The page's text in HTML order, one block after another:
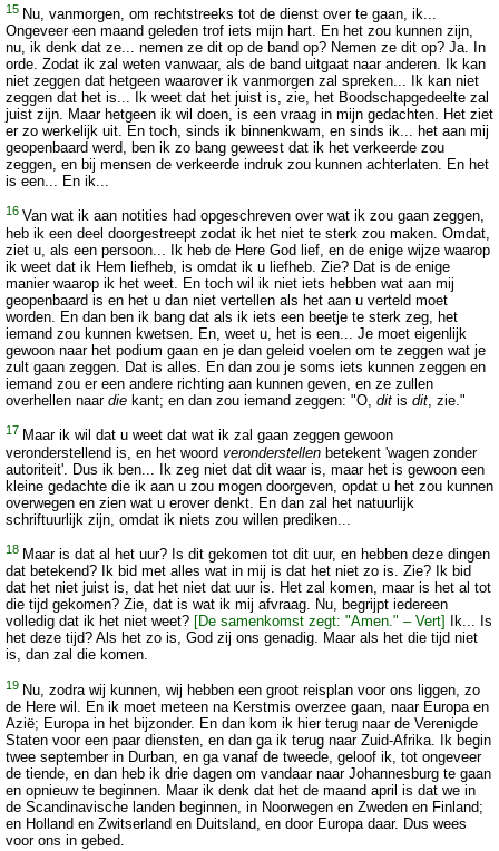
15 Nu, vanmorgen, om rechtstreeks tot de dienst over te gaan, ik...
Ongeveer een maand geleden trof iets mijn hart. En het zou kunnen zijn,
nu, ik denk dat ze... nemen ze dit op de band op? Nemen ze dit op? Ja. In
orde. Zodat ik zal weten vanwaar, als de band uitgaat naar anderen. Ik kan
niet zeggen dat hetgeen waarover ik vanmorgen zal spreken... Ik kan niet
zeggen dat het is... Ik weet dat het juist is, zie, het Boodschapgedeelte zal
juist zijn. Maar hetgeen ik wil doen, is een vraag in mijn gedachten. Het ziet
er zo werkelijk uit. En toch, sinds ik binnenkwam, en sinds ik... het aan mij
geopenbaard werd, ben ik zo bang geweest dat ik het verkeerde zou
zeggen, en bij mensen de verkeerde indruk zou kunnen achterlaten. En het
is een... En ik...
16 Van wat ik aan notities had opgeschreven over wat ik zou gaan zeggen,
heb ik een deel doorgestreept zodat ik het niet te sterk zou maken. Omdat,
ziet u, als een persoon... Ik heb de Here God lief, en de enige wijze waarop
ik weet dat ik Hem liefheb, is omdat ik u liefheb. Zie? Dat is de enige
manier waarop ik het weet. En toch wil ik niet iets hebben wat aan mij
geopenbaard is en het u dan niet vertellen als het aan u verteld moet
worden. En dan ben ik bang dat als ik iets een beetje te sterk zeg, het
iemand zou kunnen kwetsen. En, weet u, het is een... Je moet eigenlijk
gewoon naar het podium gaan en je dan geleid voelen om te zeggen wat je
zult gaan zeggen. Dat is alles. En dan zou je soms iets kunnen zeggen en
iemand zou er een andere richting aan kunnen geven, en ze zullen
overhellen naar die kant; en dan zou iemand zeggen: "O, dit is dit , zie."
17 Maar ik wil dat u weet dat wat ik zal gaan zeggen gewoon
veronderstellend is, en het woord veronderstellen betekent 'wagen zonder
autoriteit'. Dus ik ben... Ik zeg niet dat dit waar is, maar het is gewoon een
kleine gedachte die ik aan u zou mogen doorgeven, opdat u het zou kunnen
overwegen en zien wat u erover denkt. En dan zal het natuurlijk
schriftuurlijk zijn, omdat ik niets zou willen prediken...
18 Maar is dat al het uur? Is dit gekomen tot dit uur, en hebben deze dingen
dat betekend? Ik bid met alles wat in mij is dat het niet zo is. Zie? Ik bid
dat het niet juist is, dat het niet dat uur is. Het zal komen, maar is het al tot
die tijd gekomen? Zie, dat is wat ik mij afvraag. Nu, begrijpt iedereen
volledig dat ik het niet weet? [De samenkomst zegt: "Amen." – Vert]
Ik... Is
het deze tijd? Als het zo is, God zij ons genadig. Maar als het die tijd niet
is, dan zal die komen.
19 Nu, zodra wij kunnen, wij hebben een groot reisplan voor ons liggen, zo
de Here wil. En ik moet meteen na Kerstmis overzee gaan, naar Europa en
Azië; Europa in het bijzonder. En dan kom ik hier terug naar de Verenigde
Staten voor een paar diensten, en dan ga ik terug naar Zuid-Afrika. Ik begin
twee september in Durban, en ga vanaf de tweede, geloof ik, tot ongeveer
de tiende, en dan heb ik drie dagen om vandaar naar Johannesburg te gaan
en opnieuw te beginnen. Maar ik denk dat het de maand april is dat we in
de Scandinavische landen beginnen, in Noorwegen en Zweden en Finland;
en Holland en Zwitserland en Duitsland, en door Europa daar. Dus wees
voor ons in gebed.